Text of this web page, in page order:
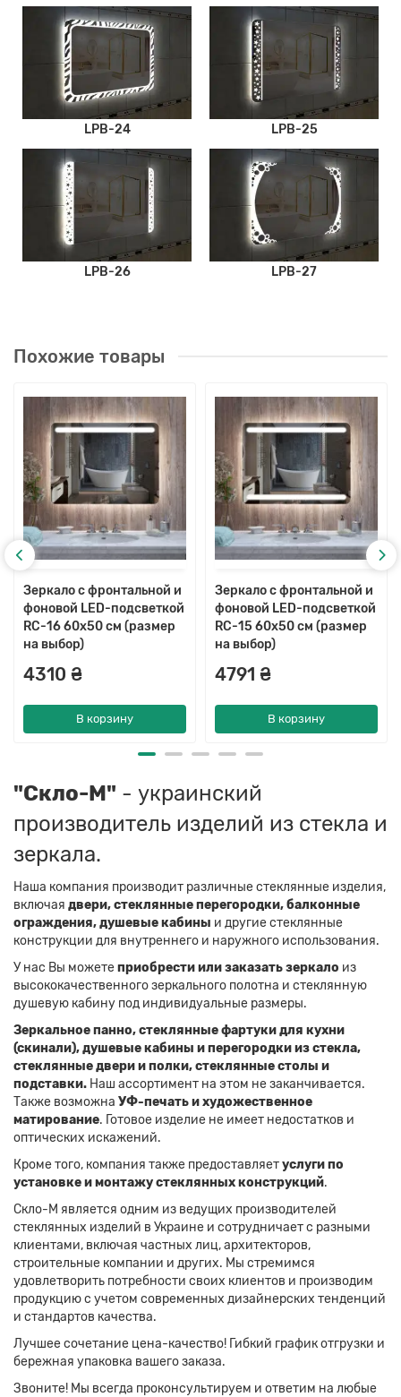
LPB-24 LPB-25
LPB-26 LPB-27
Похожие товары
Зеркало с фронтальной и
фоновой LED-подсветкой
RC-16 60x50 см (размер
на выбор)
4310 ₴
В корзину
Зеркало с фронтальной и
фоновой LED-подсветкой
RC-15 60x50 см (размер
на выбор)
4791 ₴
В корзину
"Скло-М" - украинский
производитель изделий из стекла и
зеркала.
Наша компания производит различные стеклянные изделия,
включая двери, стеклянные перегородки, балконные
ограждения, душевые кабины и другие стеклянные
конструкции для внутреннего и наружного использования.
У нас Вы можетеприобрести или заказать зеркало из
высококачественного зеркального полотна и стеклянную
душевую кабину под индивидуальные размеры.
Зеркальное панно, стеклянные фартуки для кухни
(скинали), душевые кабины и перегородки из стекла,
стеклянные двери и полки, стеклянные столы и
подставки. Наш ассортимент на этом не заканчивается.
Также возможна УФ-печать и художественное
матирование. Готовое изделие не имеет недостатков и
оптических искажений.
Кроме того, компания также предоставляетуслуги по
установке и монтажу стеклянных конструкций.
Скло-М является одним из ведущих производителей
стеклянных изделий в Украине и сотрудничает с разными
клиентами, включая частных лиц, архитекторов,
строительные компании и других. Мы стремимся
удовлетворить потребности своих клиентов и производим
продукцию с учетом современных дизайнерских тенденций
и стандартов качества.
Лучшее сочетание цена-качество! Гибкий график отгрузки и
бережная упаковка вашего заказа.
Звоните! Мы всегда проконсультируем и ответим на любые